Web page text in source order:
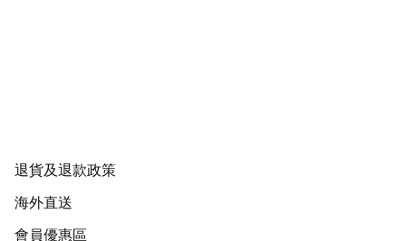
退貨及退款政策
海外直送
會員優惠區